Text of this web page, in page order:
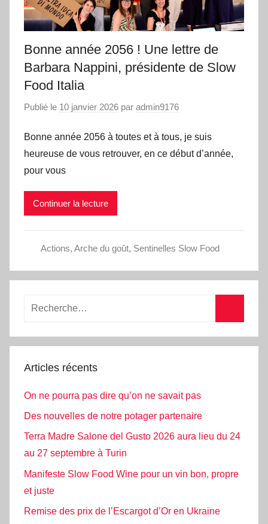
Bonne année 2056 ! Une lettre de
Barbara Nappini, présidente de Slow
Food Italia
Publié le 10 janvier 2026 par admin9176
Bonne année 2056 à toutes et à tous, je suis
heureuse de vous retrouver, en ce début d’année,
pour vous
Continuer la lecture
Actions, Arche du goût, Sentinelles Slow Food
Articles récents
On ne pourra pas dire qu’on ne savait pas
Des nouvelles de notre potager partenaire
Terra Madre Salone del Gusto 2026 aura lieu du 24
au 27 septembre à Turin
Manifeste Slow Food Wine pour un vin bon, propre
et juste
Remise des prix de l’Escargot d’Or en Ukraine